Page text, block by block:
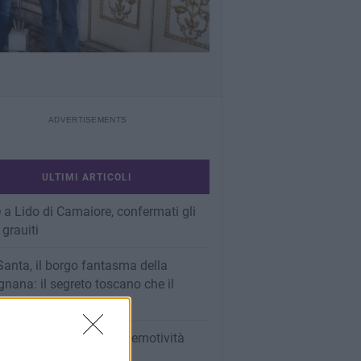
ULTIMI ARTICOLI
a Lido di Camaiore, confermati gli
grauiti
il borgo fantasma della
il segreto toscano che il
sta scoprendo
tenere lontana l’emotività